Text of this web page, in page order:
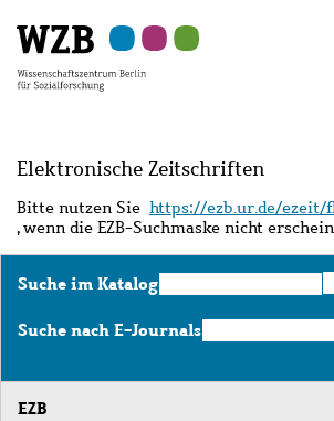
Hauptinhalt
springen
Navigation
springen
Suche
springen
Sekundärnavigation
springen
Fußzeile
springen
Elektronische Zeitschriften
Bitte nutzen Sie https://ezb.ur.de/ezeit/
, wenn die EZB-Suchmaske nicht
Suche im KatalogSuche
im
Katalog
Suche nach E-JournalsSuche
nach
Journals
EZB